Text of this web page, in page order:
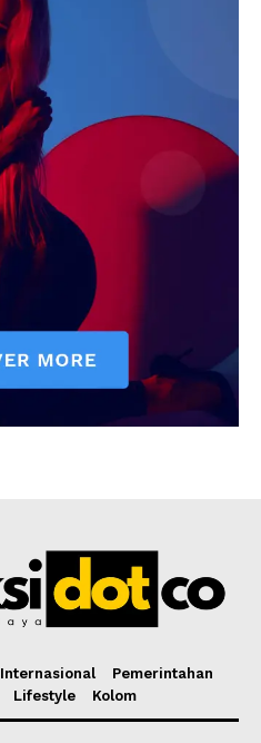
Internasional
Pemerintahan
Lifestyle Kolom